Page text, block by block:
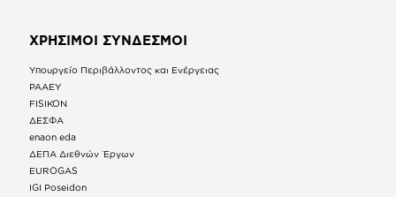
ΧΡΗΣΙΜΟΙ ΣΥΝΔΕΣΜΟΙ
Υπουργείο Περιβάλλοντος και Ενέργειας
ΡΑΑΕΥ
FISIKON
ΔΕΣΦΑ
enaon eda
ΔΕΠΑ Διεθνών Έργων
EUROGAS
IGI Poseidon